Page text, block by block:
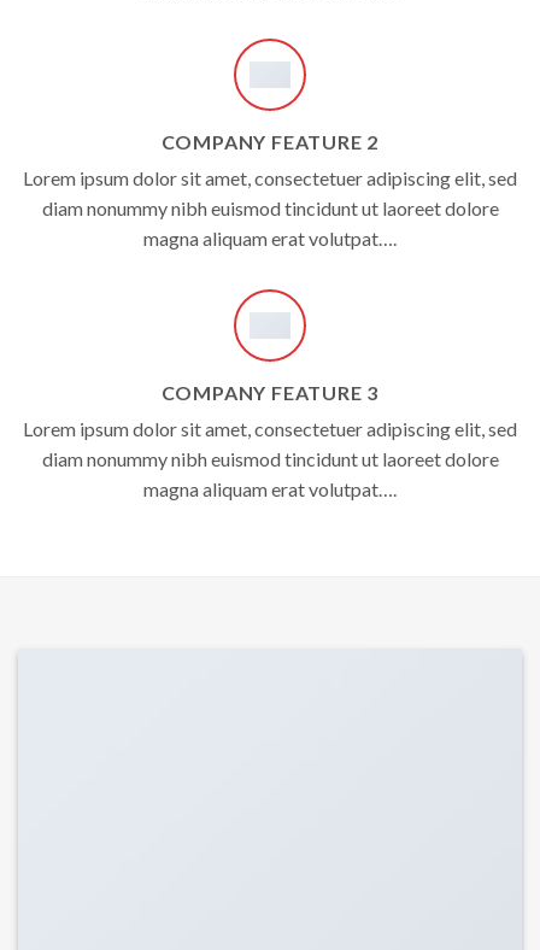
COMPANY FEATURE 2
Lorem ipsum dolor sit amet, consectetuer adipiscing elit, sed
diam nonummy nibh euismod tincidunt ut laoreet dolore
magna aliquam erat volutpat….
COMPANY FEATURE 3
Lorem ipsum dolor sit amet, consectetuer adipiscing elit, sed
diam nonummy nibh euismod tincidunt ut laoreet dolore
magna aliquam erat volutpat….